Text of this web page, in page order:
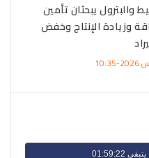
والبترول يبحثان تأمين
وزيادة الإنتاج وخفض